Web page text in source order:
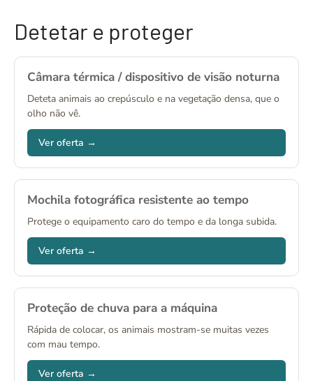
Detetar e proteger
Câmara térmica / dispositivo de visão noturna
Deteta animais ao crepúsculo e na vegetação densa, que o
olho não vê.
Ver oferta →
Mochila fotográfica resistente ao tempo
Protege o equipamento caro do tempo e da longa subida.
Ver oferta →
Proteção de chuva para a máquina
Rápida de colocar, os animais mostram-se muitas vezes
com mau tempo.
Ver oferta →